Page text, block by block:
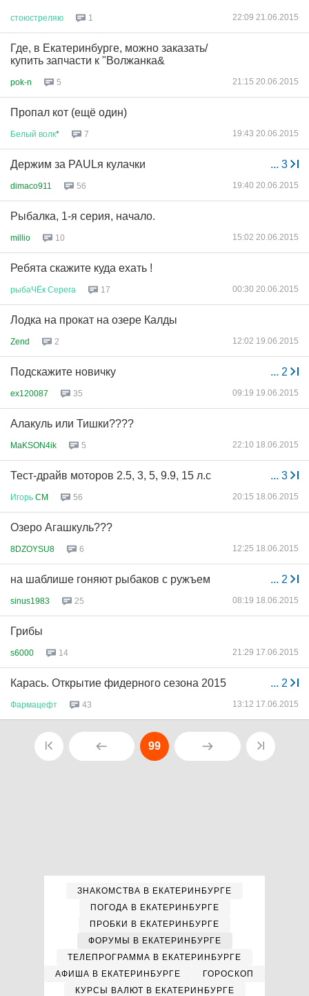
стоюстреляю 1 22:09 21.06.2015
Где, в Екатеринбурге, можно заказать/
купить запчасти к "Волжанка&
pok-n 5 21:15 20.06.2015
Пропал кот (ещё один)
Белый волк* 7 19:43 20.06.2015
... 3
Держим за PAULя кулачки
dimaco911 56 19:40 20.06.2015
Рыбалка, 1-я серия, начало.
millio 10 15:02 20.06.2015
Ребята скажите куда ехать !
рыбаЧЁк Серега 17 00:30 20.06.2015
Лодка на прокат на озере Калды
Zend 2 12:02 19.06.2015
... 2
Подскажите новичку
ex120087 35 09:19 19.06.2015
Алакуль или Тишки????
MaKSON4ik 5 22:10 18.06.2015
... 3
Тест-драйв моторов 2.5, 3, 5, 9.9, 15 л.с
Игорь CM 56 20:15 18.06.2015
Озеро Агашкуль???
8DZOYSU8 6 12:25 18.06.2015
... 2
на шаблише гоняют рыбаков с ружъем
sinus1983 25 08:19 18.06.2015
Грибы
s6000 14 21:29 17.06.2015
... 2
Карась. Открытие фидерного сезона 2015
Фармацефт 43 13:12 17.06.2015
99
ЗНАКОМСТВА В ЕКАТЕРИНБУРГЕ
ПОГОДА В ЕКАТЕРИНБУРГЕ
ПРОБКИ В ЕКАТЕРИНБУРГЕ
ФОРУМЫ В ЕКАТЕРИНБУРГЕ
ТЕЛЕПРОГРАММА В ЕКАТЕРИНБУРГЕ
АФИША В ЕКАТЕРИНБУРГЕ
ГОРОСКОП
КУРСЫ ВАЛЮТ В ЕКАТЕРИНБУРГЕ